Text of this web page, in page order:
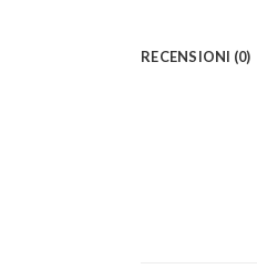
RECENSIONI (0)